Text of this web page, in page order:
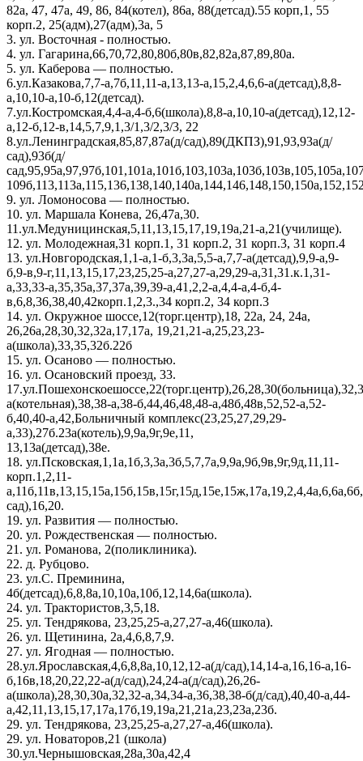
82а, 47, 47а, 49, 86, 84(котел), 86а, 88(детсад).55 корп,1, 55
корп.2, 25(адм),27(адм),3а, 5
3. ул. Восточная - полностью.
4. ул. Гагарина,66,70,72,80,80б,80в,82,82а,87,89,80а.
5. ул. Каберова — полностью.
6.ул.Казакова,7,7-а,7б,11,11-а,13,13-а,15,2,4,6,6-а(детсад),8,8-
а,10,10-а,10-б,12(детсад).
7.ул.Костромская,4,4-а,4-б,6(школа),8,8-а,10,10-а(детсад),12,12-
а,12-б,12-в,14,5,7,9,1,3/1,3/2,3/3, 22
8.ул.Ленинградская,85,87,87а(д/сад),89(ДКПЗ),91,93,93а(д/
сад),93б(д/
9. ул. Ломоносова — полностью.
10. ул. Маршала Конева, 26,47а,30.
11.ул.Медуницинская,5,11,13,15,17,19,19а,21-а,21(училище).
12. ул. Молодежная,31 корп.1, 31 корп.2, 31 корп.3, 31 корп.4
13. ул.Новгородская,1,1-а,1-б,3,3а,5,5-а,7,7-а(детсад),9,9-а,9-
б,9-в,9-г,11,13,15,17,23,25,25-а,27,27-а,29,29-а,31,31.к.1,31-
а,33,33-а,35,35а,37,37а,39,39-а,41,2,2-а,4,4-а,4-б,4-
в,6,8,36,38,40,42корп.1,2,3.,34 корп.2, 34 корп.3
14. ул. Окружное шоссе,12(торг.центр),18, 22а, 24, 24а,
26,26а,28,30,32,32а,17,17а, 19,21,21-а,25,23,23-
а(школа),33,35,32б.22б
15. ул. Осаново — полностью.
16. ул. Осановский проезд, 33.
а(котельная),38,38-а,38-б,44,46,48,48-а,48б,48в,52,52-а,52-
б,40,40-а,42,Больничный комплекс(23,25,27,29,29-
а,33),27б.23а(котель),9,9а,9г,9е,11,
13,13а(детсад),38е.
18. ул.Псковская,1,1а,1б,3,3а,3б,5,7,7а,9,9а,9б,9в,9г,9д,11,11-
корп.1,2,11-
сад),16,20.
19. ул. Развития — полностью.
20. ул. Рождественская — полностью.
21. ул. Романова, 2(поликлиника).
22. д. Рубцово.
23. ул.С. Преминина,
4б(детсад),6,8,8а,10,10а,10б,12,14,6а(школа).
24. ул. Трактористов,3,5,18.
25. ул. Тендрякова, 23,25,25-а,27,27-а,46(школа).
26. ул. Щетинина, 2а,4,6,8,7,9.
27. ул. Ягодная — полностью.
28.ул.Ярославская,4,6,8,8а,10,12,12-а(д/сад),14,14-а,16,16-а,16-
б,16в,18,20,22,22-а(д/сад),24,24-а(д/сад),26,26-
а(школа),28,30,30а,32,32-а,34,34-а,36,38,38-б(д/сад),40,40-а,44-
а,42,11,13,15,17,17а,17б,19,19а,21,21а,23,23а,23б.
29. ул. Тендрякова, 23,25,25-а,27,27-а,46(школа).
29. ул. Новаторов,21 (школа)
30.ул.Чернышовская,28а,30а,42,4